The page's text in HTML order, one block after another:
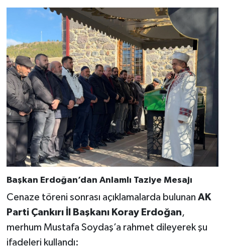
Başkan Erdoğan’dan Anlamlı Taziye Mesajı
Cenaze töreni sonrası açıklamalarda bulunan AK
Parti Çankırı İl Başkanı Koray Erdoğan,
merhum Mustafa Soydaş’a rahmet dileyerek şu
ifadeleri kullandı: